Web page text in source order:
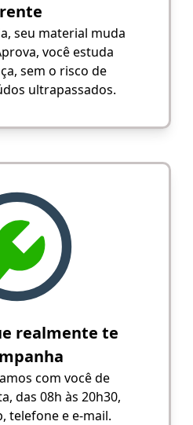
seu material muda
você estuda
sem o risco de
ultrapassados.
realmente te
com você de
das 08h às 20h30,
telefone e e-mail.